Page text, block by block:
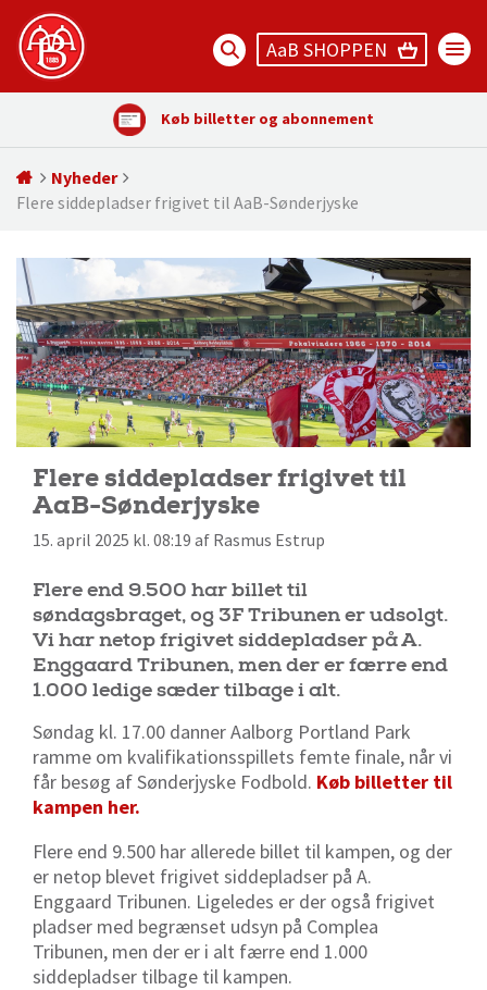
AaB SHOPPEN
Køb billetter og abonnement
Nyheder
Flere siddepladser frigivet til AaB-Sønderjyske
Flere siddepladser frigivet til
AaB-Sønderjyske
15. april 2025 kl. 08:19 af Rasmus Estrup
Flere end 9.500 har billet til
søndagsbraget, og 3F Tribunen er udsolgt.
Vi har netop frigivet siddepladser på A.
Enggaard Tribunen, men der er færre end
1.000 ledige sæder tilbage i alt.
Søndag kl. 17.00 danner Aalborg Portland Park
ramme om kvalifikationsspillets femte finale, når vi
får besøg af Sønderjyske Fodbold. Køb billetter til
kampen her.
Flere end 9.500 har allerede billet til kampen, og der
er netop blevet frigivet siddepladser på A.
Enggaard Tribunen. Ligeledes er der også frigivet
pladser med begrænset udsyn på Complea
Tribunen, men der er i alt færre end 1.000
siddepladser tilbage til kampen.